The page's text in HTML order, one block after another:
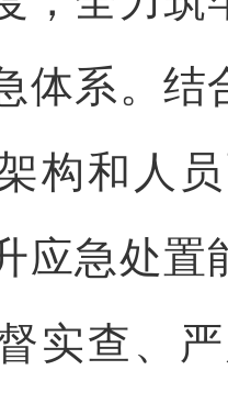
体系。结
构和人
应急处置
实查、